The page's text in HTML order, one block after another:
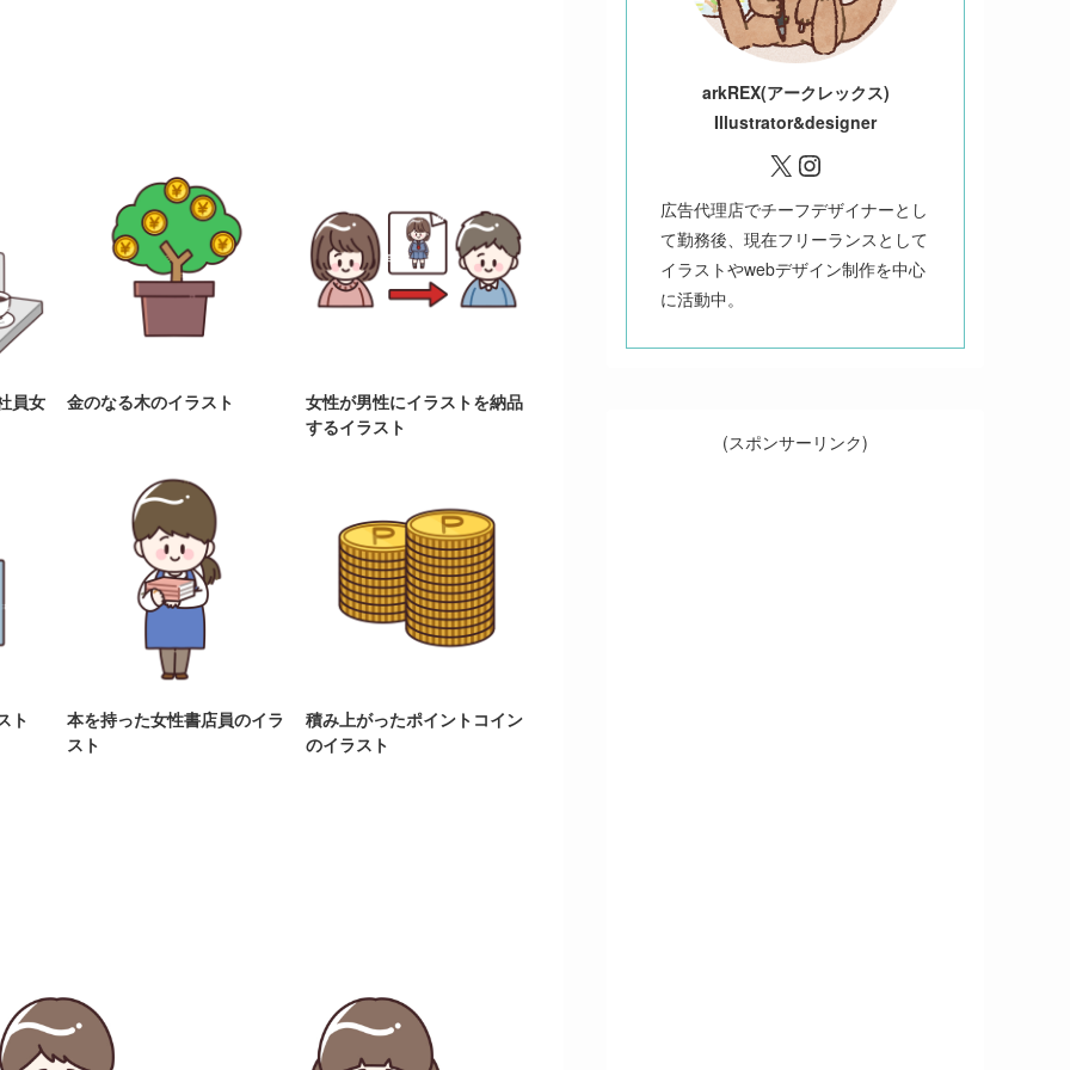
員女 金のなる木のイラスト
女性が男性にイラストを納品
するイラスト
ト
本を持った女性書店員のイラ
スト
積み上がったポイントコイン
のイラスト
arkREX(アークレックス)
Illustrator&designer
X Instagram
広告代理店でチーフデザイナーとし
て勤務後、現在フリーランスとして
イラストやwebデザイン制作を中心
に活動中。
(スポンサーリンク)